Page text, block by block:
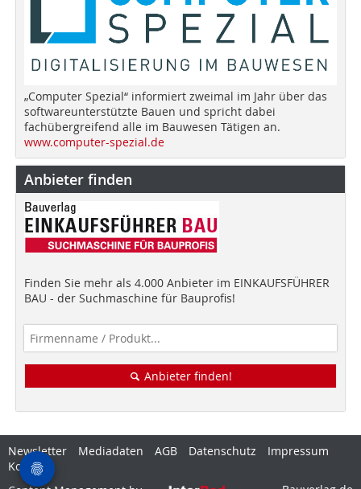
„Computer Spezial“ informiert zweimal im Jahr über das
softwareunterstützte Bauen und spricht dabei
fachübergreifend alle im Bauwesen Tätigen an.
www.computer-spezial.de
Anbieter finden
Finden Sie mehr als 4.000 Anbieter im EINKAUFSFÜHRER
BAU - der Suchmaschine für Bauprofis!
Anbieter finden!
Newsletter Mediadaten AGB Datenschutz
Impressum
Kontakt